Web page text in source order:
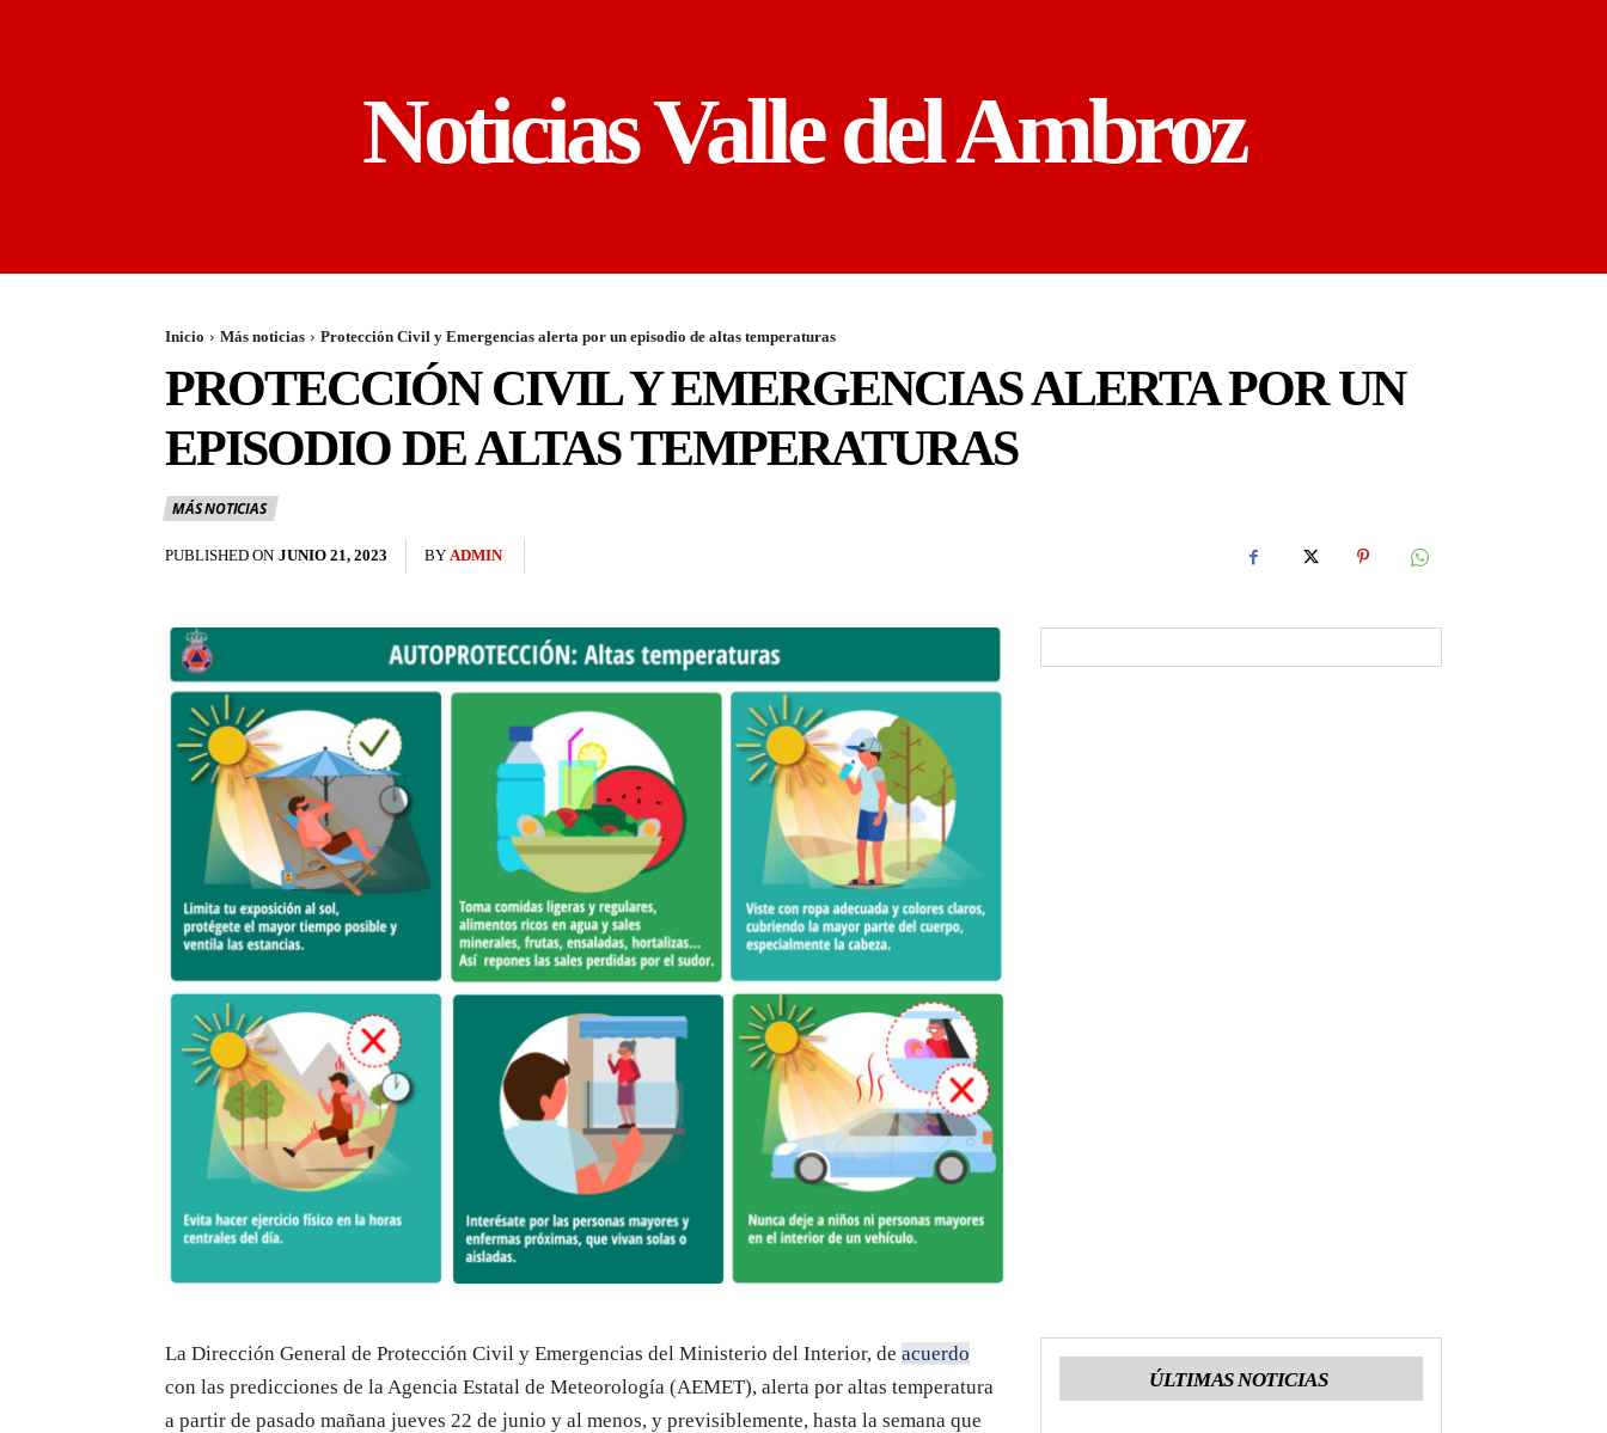
Noticias Valle del Ambroz
Inicio Más noticias Protección Civil y Emergencias alerta por un episodio de altas temperaturas
PROTECCIÓN CIVIL Y EMERGENCIAS ALERTA POR UN
EPISODIO DE ALTAS TEMPERATURAS
MÁS NOTICIAS
PUBLISHED ON JUNIO 21, 2023 BY ADMIN
La Dirección General de Protección Civil y Emergencias del Ministerio del Interior, de acuerdo
con las predicciones de la Agencia Estatal de Meteorología (AEMET), alerta por altas temperatura
a partir de pasado mañana jueves 22 de junio y al menos, y previsiblemente, hasta la semana que
ÚLTIMAS NOTICIAS